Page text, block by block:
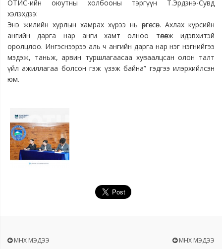
ОТИС-ийн оюутны холбооны тэргүүн Т.Эрдэнэ-Сувд
хэлэхдээ:
Энэ жилийн хурлын хамрах хүрээ нь өргөссөн. Ахлах курсийн
ангийн дарга нар анги хамт олноо төлөөлж идэвхитэй
оролцлоо. Ингэснээрээ аль ч ангийн дарга нар нэг нэгнийгээ
мэдэж, таньж, арвин туршлагаасаа хуваалцсан олон талт
үйл ажиллагаа болсон гэж үзэж байна” гэдгээ илэрхийлсэн
юм.
ӨМНӨХ МЭДЭЭ
ӨМНӨХ МЭДЭЭ